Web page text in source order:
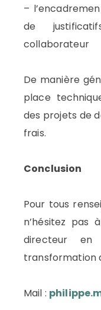
–
de
collaborateur
De manière
place
des projets de
frais.
Conclusion
Pour tous
n’hésitez pas
directeur
transformation
Mail :